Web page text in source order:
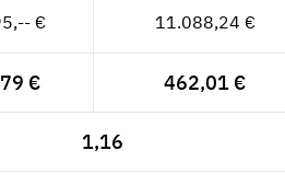
€ 11.088,24 €
€ 462,01 €
1,16